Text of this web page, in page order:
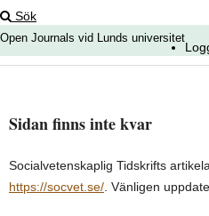
Sök
Open Journals vid Lunds universitet
Sidan finns inte kvar
Socialvetenskaplig Tidskrifts
https://socvet.se/. Vänligen